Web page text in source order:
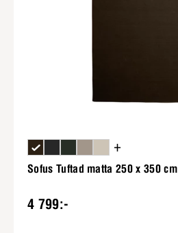
+
Sofus Tuftad matta 250 x 350 cm
4 799:-